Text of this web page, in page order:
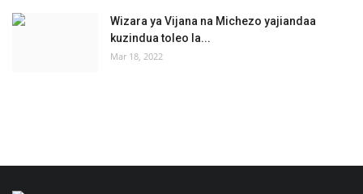
Wizara ya Vijana na Michezo yajiandaa
kuzindua toleo la...
Mar 18, 2022